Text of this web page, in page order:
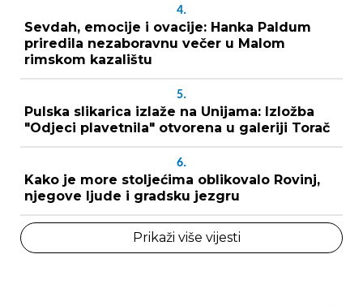
4.
Sevdah, emocije i ovacije: Hanka Paldum
priredila nezaboravnu večer u Malom
rimskom kazalištu
5.
Pulska slikarica izlaže na Unijama: Izložba
"Odjeci plavetnila" otvorena u galeriji Torač
6.
Kako je more stoljećima oblikovalo Rovinj,
njegove ljude i gradsku jezgru
Prikaži više vijesti